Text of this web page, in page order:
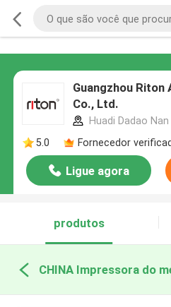
Guangzhou
Co., Ltd.
Huadi Dadao
5.0
Fornecedor
Ligue agora
produtos
CHINA Impressora do